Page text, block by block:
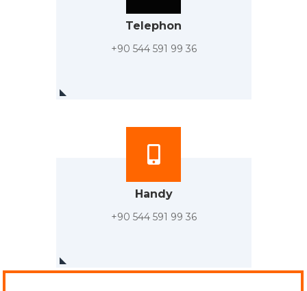
Telephon
+90 544 591 99 36
Handy
+90 544 591 99 36